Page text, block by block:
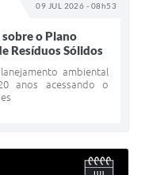
09 JUL 2026 - 08h53
o Plano
Resíduos Sólidos
ambiental
anos acessando o